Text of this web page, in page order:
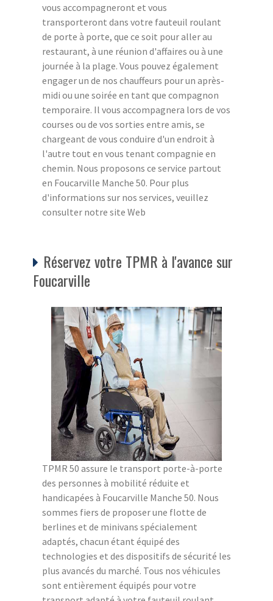
vous accompagneront et vous
transporteront dans votre fauteuil roulant
de porte à porte, que ce soit pour aller au
restaurant, à une réunion d'affaires ou à une
journée à la plage. Vous pouvez également
engager un de nos chauffeurs pour un après-
midi ou une soirée en tant que compagnon
temporaire. Il vous accompagnera lors de vos
courses ou de vos sorties entre amis, se
chargeant de vous conduire d'un endroit à
l'autre tout en vous tenant compagnie en
chemin. Nous proposons ce service partout
en Foucarville Manche 50. Pour plus
d'informations sur nos services, veuillez
consulter notre site Web
Réservez votre TPMR à l'avance sur
Foucarville
TPMR 50 assure le transport porte-à-porte
des personnes à mobilité réduite et
handicapées à Foucarville Manche 50. Nous
sommes fiers de proposer une flotte de
berlines et de minivans spécialement
adaptés, chacun étant équipé des
technologies et des dispositifs de sécurité les
plus avancés du marché. Tous nos véhicules
sont entièrement équipés pour votre